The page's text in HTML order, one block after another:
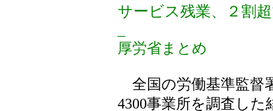
サービス残業、２割
厚労省まとめ
全国の労働基準監督
4300事業所を調査し